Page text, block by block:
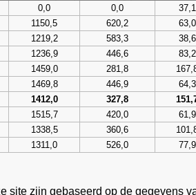
0,0 0,0 37,1
1150,5 620,2 63,0
1219,2 583,3 38,6
1236,9 446,6 83,2
1459,0 281,8
1469,8 446,9 64,3
1412,0 327,8
1515,7 420,0 61,9
1338,5 360,6
1311,0 526,0 77,9
site zijn gebaseerd op de gegevens